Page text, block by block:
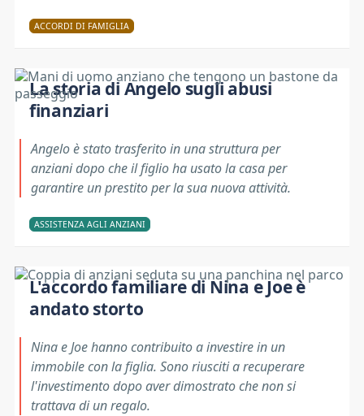
ACCORDI DI FAMIGLIA
La storia di Angelo sugli abusi
finanziari
Angelo è stato trasferito in una struttura per
anziani dopo che il figlio ha usato la casa per
garantire un prestito per la sua nuova attività.
ASSISTENZA AGLI ANZIANI
L'accordo familiare di Nina e Joe è
andato storto
Nina e Joe hanno contribuito a investire in un
immobile con la figlia. Sono riusciti a recuperare
l'investimento dopo aver dimostrato che non si
trattava di un regalo.